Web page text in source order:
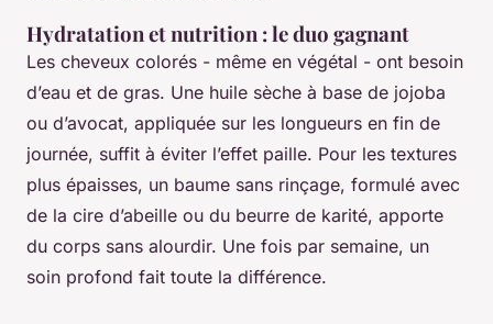
Hydratation et nutrition : le duo gagnant
Les cheveux colorés - même en végétal - ont besoin
d’eau et de gras. Une huile sèche à base de jojoba
ou d’avocat, appliquée sur les longueurs en fin de
journée, suffit à éviter l’effet paille. Pour les textures
plus épaisses, un baume sans rinçage, formulé avec
de la cire d’abeille ou du beurre de karité, apporte
du corps sans alourdir. Une fois par semaine, un
soin profond fait toute la différence.